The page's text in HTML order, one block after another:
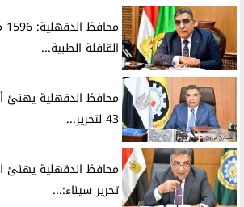
القافلة الطبية...
محافظ الدقهلية يهنئ
43 لتحرير...
محافظ الدقهلية
تحرير سيناء:...